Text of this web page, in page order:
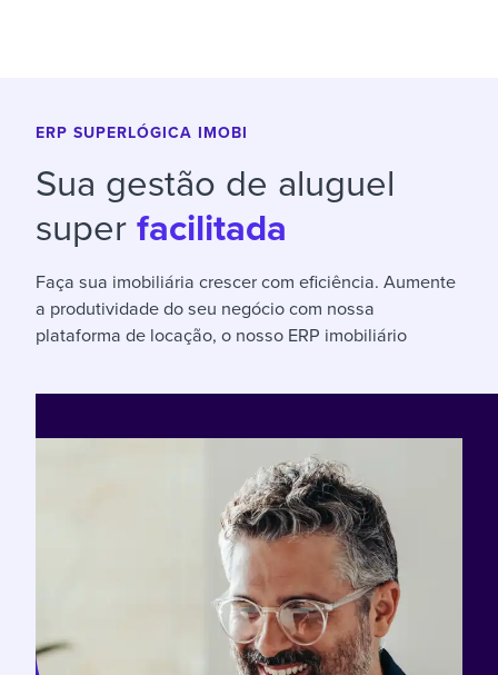
ERP SUPERLÓGICA IMOBI
Sua gestão de aluguel
super facilitada
Faça sua imobiliária crescer com eficiência. Aumente
a produtividade do seu negócio com nossa
plataforma de locação, o nosso ERP imobiliário